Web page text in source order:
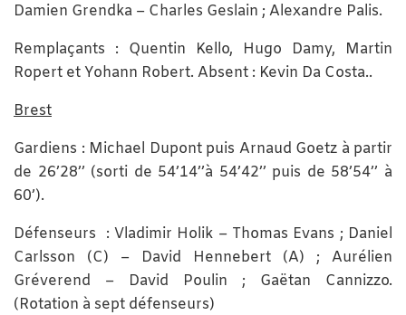
Damien Grendka – Charles Geslain ; Alexandre Palis.
Remplaçants : Quentin Kello, Hugo Damy, Martin
Ropert et Yohann Robert. Absent : Kevin Da Costa..
Brest
Gardiens : Michael Dupont puis Arnaud Goetz à partir
de 26’28’’ (sorti de 54’14’’à 54’42’’ puis de 58’54’’ à
60’).
Défenseurs : Vladimir Holik – Thomas Evans ; Daniel
Carlsson (C) – David Hennebert (A) ; Aurélien
Gréverend – David Poulin ; Gaëtan Cannizzo.
(Rotation à sept défenseurs)